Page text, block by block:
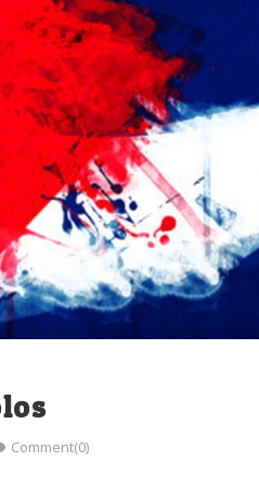
Comment(0)